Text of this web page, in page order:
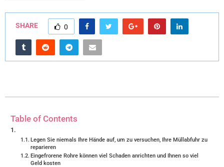
I
T
T
R
O
O E
T
I
SHARE 0
Table of Contents
Legen Sie niemals Ihre Hände auf, um zu versuchen, Ihre Müllabfuhr zu
reparieren
Eingefrorene Rohre können viel Schaden anrichten und Ihnen so viel
Geld kosten